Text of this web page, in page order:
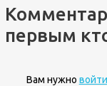
первым
Вам нужно войти